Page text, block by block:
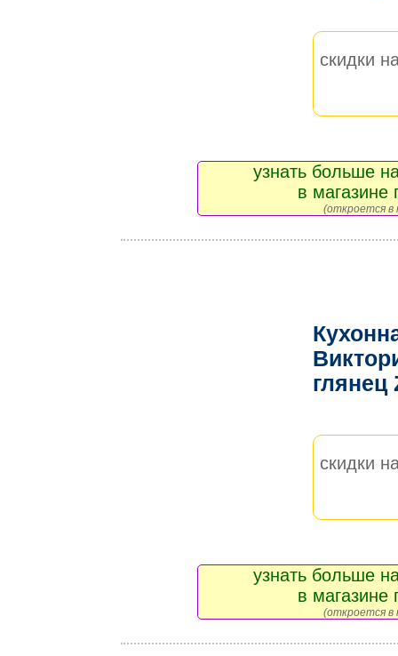
скидки
узнать больше
в магазине
(откроется в
глянец
скидки
узнать больше
в магазине
(откроется в